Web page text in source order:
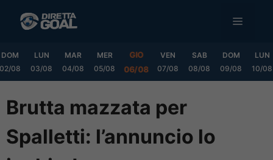
MENU
DOM
02/08
LUN
03/08
MAR
04/08
MER
05/08
GIO
06/08
VEN
07/08
SAB
08/08
DOM
09/08
LUN
10/08
Brutta mazzata per
Spalletti: l’annuncio lo